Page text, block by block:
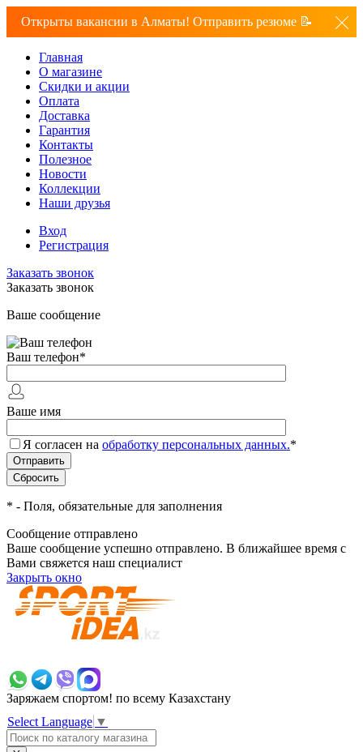
Открыты вакансии в Алматы! Отправить резюме 📝
Главная
О магазине
Скидки и акции
Оплата
Доставка
Гарантия
Контакты
Полезное
Новости
Коллекции
Наши друзья
Вход
Регистрация
Заказать звонок
Заказать звонок
Ваше сообщение
Ваш телефон*
Ваше имя
Я согласен на обработку персональных данных.*
* - Поля, обязательные для заполнения
Сообщение отправлено
Ваше сообщение успешно отправлено. В ближайшее время с
Вами свяжется наш специалист
Закрыть окно
Заряжаем спортом! по всему Казахстану
Select Language ▼